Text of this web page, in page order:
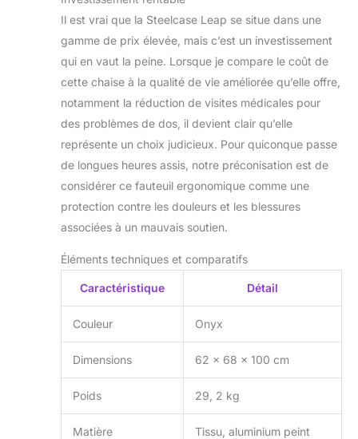
Il est vrai que la Steelcase Leap se situe dans une
gamme de prix élevée, mais c’est un investissement
qui en vaut la peine. Lorsque je compare le coût de
cette chaise à la qualité de vie améliorée qu’elle offre,
notamment la réduction de visites médicales pour
des problèmes de dos, il devient clair qu’elle
représente un choix judicieux. Pour quiconque passe
de longues heures assis, notre préconisation est de
considérer ce fauteuil ergonomique comme une
protection contre les douleurs et les blessures
associées à un mauvais soutien.
Éléments techniques et comparatifs
Caractéristique Détail
Couleur Onyx
Dimensions 62 x 68 x 100 cm
Poids 29, 2 kg
Matière Tissu, aluminium peint